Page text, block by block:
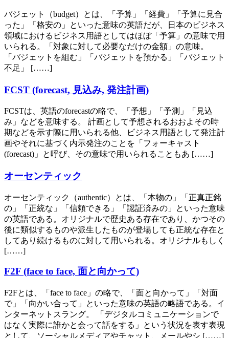
バジェット（budget）とは、「予算」「経費」「予算に見合
った」「格安の」といった意味の英語だが、日本のビジネス
領域におけるビジネス用語としてはほぼ「予算」の意味で用
いられる。「対象に対して必要なだけの金額」の意味。
「バジェットを組む」「バジェットを預かる」「バジェット
不足」 [……]
FCST (forecast, 見込み, 発注計画)
FCSTは、英語のforecastの略で、「予想」「予測」「見込
み」などを意味する。 計画として予想されるおおよその時
期などを示す際に用いられる他、ビジネス用語として発注計
画やそれに基づく内示発注のことを「フォーキャスト
(forecast)」と呼び、その意味で用いられることもあ [……]
オーセンティック
オーセンティック（authentic）とは、「本物の」「正真正銘
の」「正統な」「信頼できる」「認証済みの」といった意味
の英語である。オリジナルで歴史ある存在であり、かつその
後に類似するものや派生したものが登場しても正統な存在と
してあり続けるものに対して用いられる。オリジナルもしく
[……]
F2F (face to face, 面と向かって)
F2Fとは、「face to face」の略で、「面と向かって」「対面
で」「向かい合って」といった意味の英語の略語である。イ
ンターネットスラング。 「デジタルコミュニケーションで
はなく実際に誰かと会って話をする」という状況を表す表現
として、ソーシャルメディアやチャット、メールやシ [……]